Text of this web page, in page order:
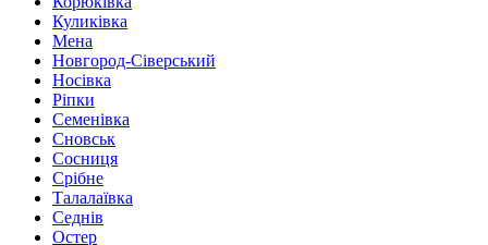
Куликівка
Мена
Новгород-Сіверський
Носівка
Ріпки
Семенівка
Сновськ
Сосниця
Срібне
Талалаївка
Седнів
Остер